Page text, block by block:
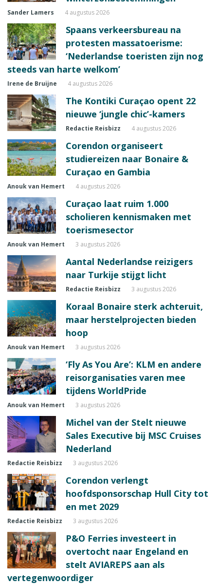
Sander Lamers 4 augustus 2026
Spaans verkeersbureau na
protesten massatoerisme:
‘Nederlandse toeristen zijn nog
steeds van harte welkom’
Irene de Bruijne 4 augustus 2026
The Kontiki Curaçao opent 22
nieuwe ‘jungle chic’-kamers
Redactie Reisbizz 4 augustus 2026
Corendon organiseert
studiereizen naar Bonaire &
Curaçao en Gambia
Anouk van Hemert 4 augustus 2026
Curaçao laat ruim 1.000
scholieren kennismaken met
toerismesector
Anouk van Hemert 3 augustus 2026
Aantal Nederlandse reizigers
naar Turkije stijgt licht
Redactie Reisbizz 3 augustus 2026
Koraal Bonaire sterk achteruit,
maar herstelprojecten bieden
hoop
Anouk van Hemert 3 augustus 2026
‘Fly As You Are’: KLM en andere
reisorganisaties varen mee
tijdens WorldPride
Anouk van Hemert 3 augustus 2026
Michel van der Stelt nieuwe
Sales Executive bij MSC Cruises
Nederland
Redactie Reisbizz 3 augustus 2026
Corendon verlengt
hoofdsponsorschap Hull City tot
en met 2029
Redactie Reisbizz 3 augustus 2026
P&O Ferries investeert in
overtocht naar Engeland en
stelt AVIAREPS aan als
vertegenwoordiger